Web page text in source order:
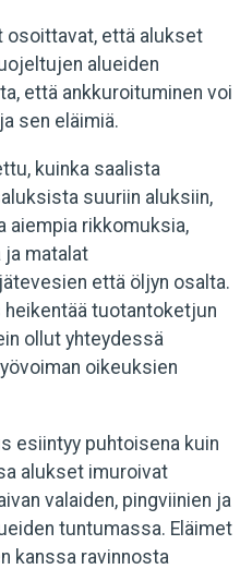
osoittavat, että alukset
alueiden
että ankkuroituminen voi
sen eläimiä.
kuinka saalista
suuriin aluksiin,
aiempia rikkomuksia,
matalat
että öljyn osalta.
tuotantoketjun
ollut yhteydessä
oikeuksien
esiintyy puhtoisena kuin
alukset imuroivat
valaiden, pingviinien ja
tuntumassa. Eläimet
kanssa ravinnosta